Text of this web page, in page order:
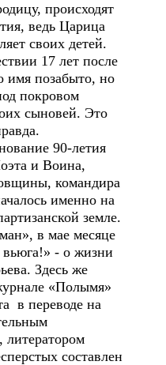
происходят
ведь Царица
своих детей.
17 лет после
имя позабыто, но
покровом
сыновей. Это
90-летия
и Воина,
командира
именно на
земле.
в мае месяце
вьюга!» - о жизни
Здесь же
«Полымя»
в переводе на
составлен